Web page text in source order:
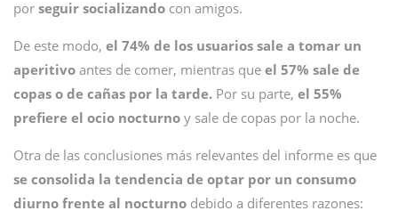
por seguir socializando con amigos.
De este modo, el 74% de los usuarios sale a tomar un
aperitivo antes de comer, mientras que el 57% sale de
copas o de cañas por la tarde. Por su parte, el 55%
prefiere el ocio nocturno y sale de copas por la noche.
Otra de las conclusiones más relevantes del informe es que
se consolida la tendencia de optar por un consumo
diurno frente al nocturno debido a diferentes razones: